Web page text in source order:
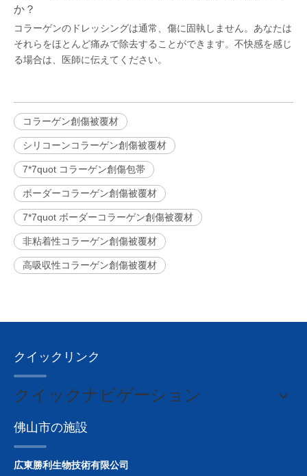
か？
コラーゲンのドレッシングは通常、傷に固執しません。あなたは
それらをほとんど痛みで除去することができます。不快感を感じ
る場合は、医師に伝えてください。
コラーゲン創傷被覆材
シリコーンコラーゲン創傷被覆材
7*7quot コラーゲン創傷包帯
ボーダーコラーゲン創傷被覆材
7*7quot ボーダーコラーゲン創傷被覆材
非粘着性コラーゲン創傷被覆材
高吸収性コラーゲン創傷被覆材
クイックリンク
クイックナビゲーション
佛山市の施設
広東勝利生物技術有限公司